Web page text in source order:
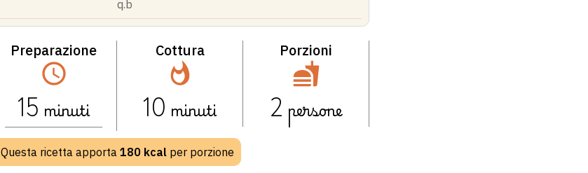
q.b
Preparazione
15 minuti
Cottura
10 minuti
Porzioni
2 persone
Questa ricetta apporta 180kcalper porzione